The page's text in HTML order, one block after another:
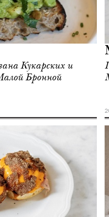
Кукарских и
Бронной